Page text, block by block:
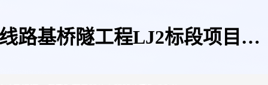
路基桥隧工程LJ2标段项目部